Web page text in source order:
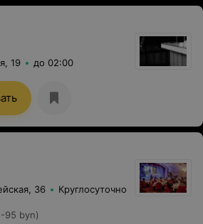
19 до 02:00
36 Круглосуточно
95 byn)